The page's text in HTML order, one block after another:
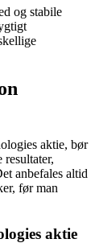
og stabile
aktie, bør
resultater,
anbefales altid
før man
aktie